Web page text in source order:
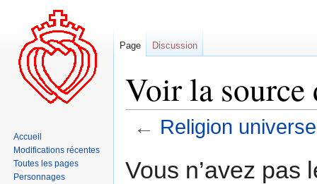
Voir la
← Religion
àà
Vous n’avez pas
Page Discussion
Accueil
Modifications récentes
Toutes les pages
Personnages